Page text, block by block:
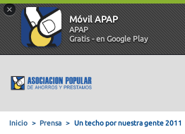
×
Móvil APAP
APAP
Gratis - en Google Play